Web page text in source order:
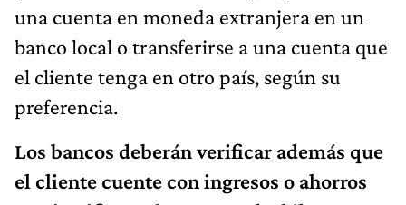
una cuenta en moneda extranjera en un
banco local o transferirse a una cuenta que
el cliente tenga en otro país, según su
preferencia.
Los bancos deberán verificar además que
el cliente cuente con ingresos o ahorros